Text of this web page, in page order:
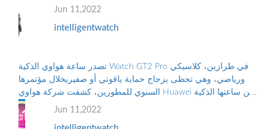
Grandes Entreprises doiv ...
Jun 11,2022
intelligentwatch
تصدر ساعة هواوي الذكية Watch GT2 Pro في طرازين، كلاسيكي
ورياضي، وهي تحظى بزجاج حماية ياقوتي أو صفيريخلال مؤتمرها
السنوي للمطورين، كشفت شركة هواوي Huawei عن ساعتها الذكية
Jun 11,2022